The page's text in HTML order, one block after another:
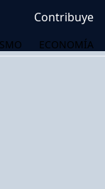
Contribuye
ECONOMÍA